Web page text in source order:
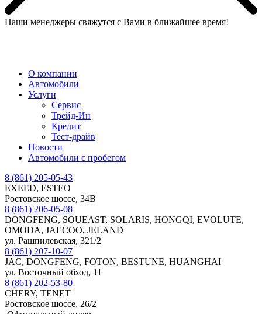
Наши менеджеры свяжутся с Вами в ближайшее время!
О компании
Автомобили
Услуги
Сервис
Трейд-Ин
Кредит
Тест-драйв
Новости
Автомобили с пробегом
8 (861) 205-05-43
EXEED, ESTEO
Ростовское шоссе, 34В
8 (861) 206-05-08
DONGFENG, SOUEAST, SOLARIS, HONGQI, EVOLUTE,
OMODA, JAECOO, JELAND
ул. Рашпилевская, 321/2
8 (861) 207-10-07
JAC, DONGFENG, FOTON, BESTUNE, HUANGHAI
ул. Восточный обход, 11
8 (861) 202-53-80
CHERY, TENET
Ростовское шоссе, 26/2